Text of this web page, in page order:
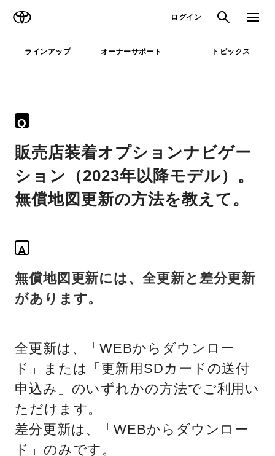
ログイン 検索 メニュ
ラインアップ オーナーサポート トピックス
Q
販売店装着オプションナビゲー
ション（2023年以降モデル）。
無償地図更新の方法を教えて。
A
無償地図更新には、全更新と差分更新
があります。
全更新は、「WEBからダウンロー
ド」または「更新用SDカードの送付
申込み」のいずれかの方法でご利用い
ただけます。
差分更新は、「WEBからダウンロー
ド」のみです。